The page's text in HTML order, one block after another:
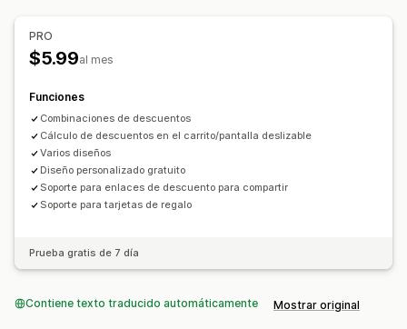
Descuentos automáticos
Recompensas
Fuentes personalizadas
Localización Descuentos por pila
PRO
$5.99al mes
Funciones
Combinaciones de descuentos
Cálculo de descuentos en el carrito/pantalla deslizable
Varios diseños
Diseño personalizado gratuito
Soporte para enlaces de descuento para compartir
Soporte para tarjetas de regalo
Prueba gratis de 7 día
Contiene texto traducido automáticamente Mostrar original